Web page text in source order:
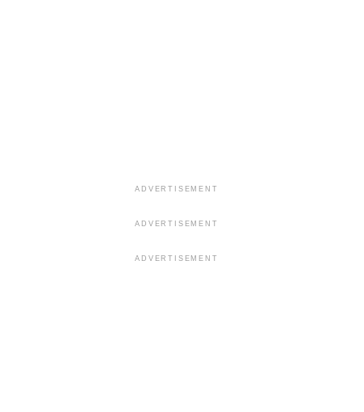
ADVERTISEMENT
ADVERTISEMENT
ADVERTISEMENT